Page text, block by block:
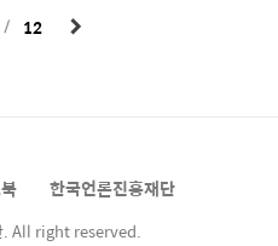
작성 요령과 심사 기준 참
bit.ly/2GEjG8b
12
한국언론진흥재단
. All right reserved.